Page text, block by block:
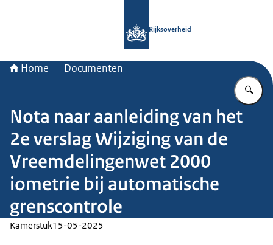
Rijksoverheid
Home Documenten
Nota naar aanleiding van het
2e verslag Wijziging van de
Vreemdelingenwet 2000
iometrie bij automatische
grenscontrole
Kamerstuk15-05-2025